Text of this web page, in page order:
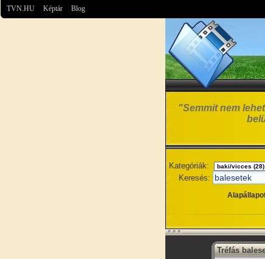
TVN.HU Képtár Blog
"Semmit nem
Kategóriák:
Keresés:
Tréfás